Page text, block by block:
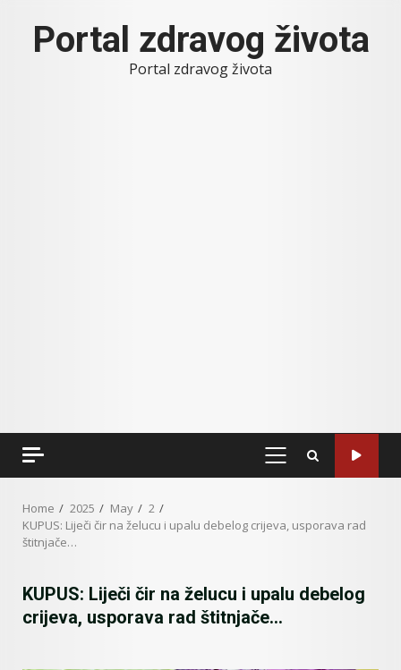
contentPortal zdravog života
Portal zdravog života
PRIMARY
Home 2025 May
2
KUPUS: Liječi čir na želucu i upalu debelog crijeva, usporava rad
štitnjače…
KUPUS: Liječi čir na želucu i upalu debelog
crijeva, usporava rad štitnjače…